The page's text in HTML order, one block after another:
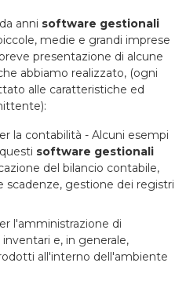
anni software gestionali
medie e grandi imprese
presentazione di alcune
abbiamo realizzato, (ogni
alle caratteristiche ed
la contabilità - Alcuni esempi
software gestionali
del bilancio contabile,
scadenze, gestione dei registri
l'amministrazione di
e, in generale,
all'interno dell'ambiente